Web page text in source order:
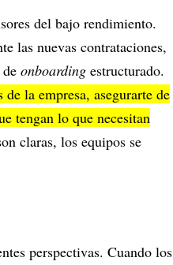
del bajo rendimiento.
las nuevas contrataciones,
onboarding estructurado.
la empresa, asegurarte de
tengan lo que necesitan
claras, los equipos se
perspectivas. Cuando los